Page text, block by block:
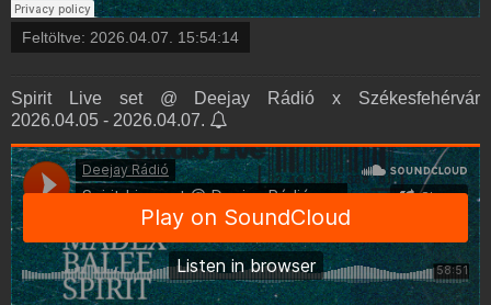
Feltöltve: 2026.04.07. 15:54:14
Spirit Live set @ Deejay Rádió x Székesfehérvár
2026.04.05 - 2026.04.07.